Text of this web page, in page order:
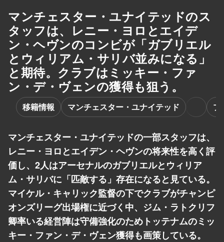
マンチェスター・ユナイテッドのス
タッフは、レニー・ヨロとエイデ
ン・ヘヴンのコンビが「ガブリエル
とウィリアム・サリバ並みになる」
と期待。クラブはミッキー・ファ
ン・デ・ヴェンの獲得も狙う。
移籍情報 マンチェスター・ユナイテッド プ
マンチェスター・ユナイテッドの一部スタッフは、
レニー・ヨロとエイデン・ヘヴンの将来性を高く評
価し、2人はアーセナルのガブリエルとウィリア
ム・サリバに「匹敵する」存在になると見ている。
マイケル・キャリック監督の下でクラブがチャンピ
オンズリーグ出場権に近づく中、ジム・ラトクリフ
卿率いる経営陣は守備強化のためトッテナムのミッ
キー・ファン・デ・ヴェン獲得も画策している。